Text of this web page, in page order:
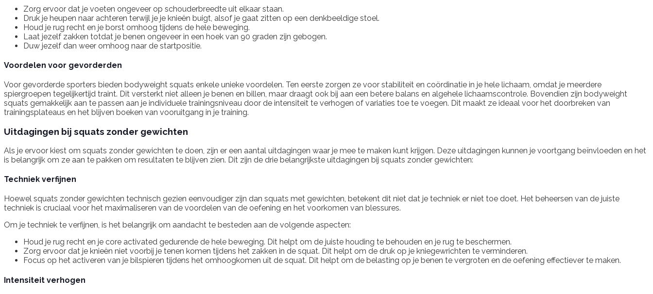
Zorg ervoor dat je voeten ongeveer op schouderbreedte uit elkaar staan.
Druk je heupen naar achteren terwijl je je knieën buigt, alsof je gaat zitten op een denkbeeldige stoel.
Houd je rug recht en je borst omhoog tijdens de hele beweging.
Laat jezelf zakken totdat je benen ongeveer in een hoek van 90 graden zijn gebogen.
Duw jezelf dan weer omhoog naar de startpositie.
Voordelen voor gevorderden
Voor gevorderde sporters bieden bodyweight squats enkele unieke voordelen. Ten eerste zorgen ze voor stabiliteit en coördinatie in je hele lichaam, omdat je meerdere
spiergroepen tegelijkertijd traint. Dit versterkt niet alleen je benen en billen, maar draagt ook bij aan een betere balans en algehele lichaamscontrole. Bovendien zijn bodyweight
squats gemakkelijk aan te passen aan je individuele trainingsniveau door de intensiteit te verhogen of variaties toe te voegen. Dit maakt ze ideaal voor het doorbreken van
trainingsplateaus en het blijven boeken van vooruitgang in je training.
Uitdagingen bij squats zonder gewichten
Als je ervoor kiest om squats zonder gewichten te doen, zijn er een aantal uitdagingen waar je mee te maken kunt krijgen. Deze uitdagingen kunnen je voortgang beïnvloeden en het
is belangrijk om ze aan te pakken om resultaten te blijven zien. Dit zijn de drie belangrijkste uitdagingen bij squats zonder gewichten:
Techniek verfijnen
Hoewel squats zonder gewichten technisch gezien eenvoudiger zijn dan squats met gewichten, betekent dit niet dat je techniek er niet toe doet. Het beheersen van de juiste
techniek is cruciaal voor het maximaliseren van de voordelen van de oefening en het voorkomen van blessures.
Om je techniek te verfijnen, is het belangrijk om aandacht te besteden aan de volgende aspecten:
Houd je rug recht en je core activated gedurende de hele beweging. Dit helpt om de juiste houding te behouden en je rug te beschermen.
Zorg ervoor dat je knieën niet voorbij je tenen komen tijdens het zakken in de squat. Dit helpt om de druk op je kniegewrichten te verminderen.
Focus op het activeren van je bilspieren tijdens het omhoogkomen uit de squat. Dit helpt om de belasting op je benen te vergroten en de oefening effectiever te maken.
Intensiteit verhogen